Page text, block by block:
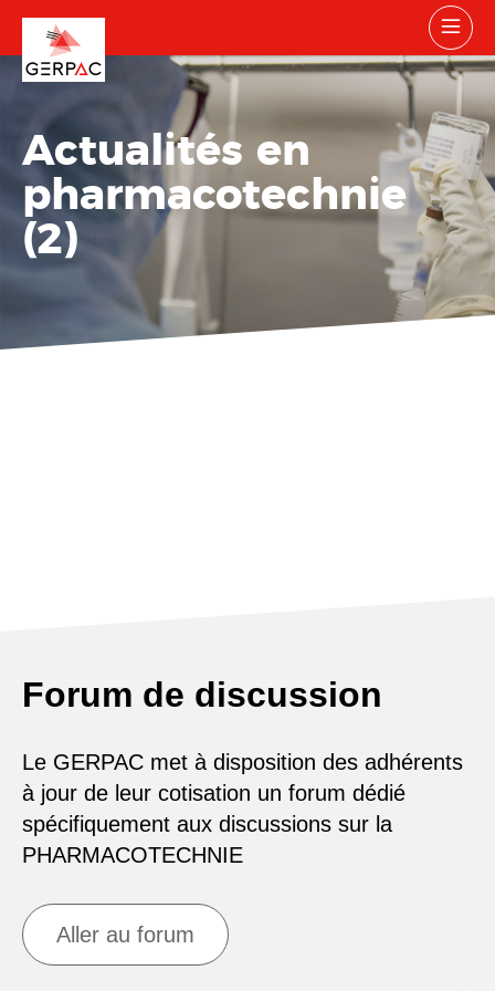
Actualités en
pharmacotechnie
(2)
Forum de discussion
Le GERPAC met à disposition des adhérents
à jour de leur cotisation un forum dédié
spécifiquement aux discussions sur la
PHARMACOTECHNIE
Aller au forum